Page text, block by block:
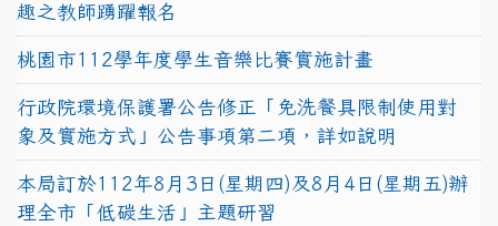
趣之教師踴躍報名
桃園市112學年度學生音樂比賽實施計畫
行政院環境保護署公告修正「免洗餐具限制使用對
象及實施方式」公告事項第二項，詳如說明
本局訂於112年8月3日(星期四)及8月4日(星期五)辦
理全市「低碳生活」主題研習